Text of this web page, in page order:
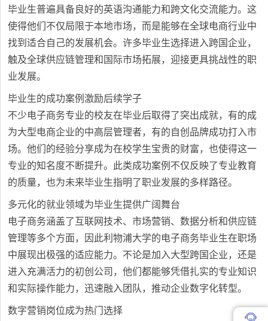
毕业生普遍具备良好的英语沟通能力和跨文化交流能力。这
使得他们不仅局限于本地市场，而是能够在全球电商行业中
找到适合自己的发展机会。许多毕业生选择进入跨国企业，
触及全球供应链管理和国际市场拓展，迎接更具挑战性的职
业发展。
毕业生的成功案例激励后续学子
不少电子商务专业的校友在毕业后取得了突出成就，有的成
为大型电商企业的中高层管理者，有的自创品牌成功打入市
场。他们的经验分享成为在校学生宝贵的财富，也使得这一
专业的知名度不断提升。此类成功案例不仅反映了专业教育
的质量，也为未来毕业生指明了职业发展的多样路径。
多元化的就业领域为毕业生提供广阔舞台
电子商务涵盖了互联网技术、市场营销、数据分析和供应链
管理等多个方面，因此利物浦大学的电子商务毕业生在职场
中展现出极强的适应能力。不论是加入大型跨国企业，还是
进入充满活力的初创公司，他们都能够凭借扎实的专业知识
和实际操作能力，迅速融入团队，推动企业数字化转型。
数字营销岗位成为热门选择